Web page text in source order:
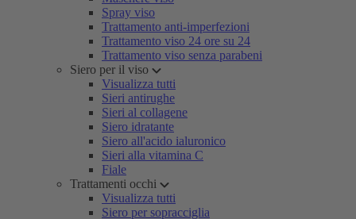
Spray viso
Trattamento anti-imperfezioni
Trattamento viso 24 ore su 24
Trattamento viso senza parabeni
Siero per il viso
Visualizza tutti
Sieri antirughe
Sieri al collagene
Siero idratante
Siero all'acido ialuronico
Sieri alla vitamina C
Fiale
Trattamenti occhi
Visualizza tutti
Siero per sopracciglia